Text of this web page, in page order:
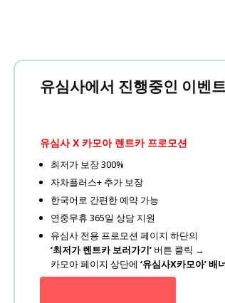
유심사에서 진행중인 이벤
유심사 X 카모아 렌트카 프로모션
최저가 보장 300%
자차플러스+ 추가 보장
한국어로 간편한 예약 가능
연중무휴 365일 상담 지원
유심사 전용 프로모션 페이지 하단의
‘최저가 렌트카 보러가기’ 버튼 클릭 →
카모아 페이지 상단에 ‘유심사X카모아’ 배